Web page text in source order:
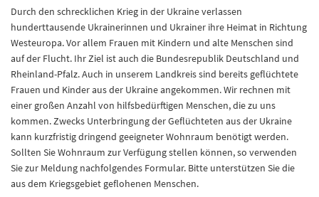
Durch den schrecklichen Krieg in der Ukraine verlassen
hunderttausende Ukrainerinnen und Ukrainer ihre Heimat in Richtung
Westeuropa. Vor allem Frauen mit Kindern und alte Menschen sind
auf der Flucht. Ihr Ziel ist auch die Bundesrepublik Deutschland und
Rheinland-Pfalz. Auch in unserem Landkreis sind bereits geflüchtete
Frauen und Kinder aus der Ukraine angekommen. Wir rechnen mit
einer großen Anzahl von hilfsbedürftigen Menschen, die zu uns
kommen. Zwecks Unterbringung der Geflüchteten aus der Ukraine
kann kurzfristig dringend geeigneter Wohnraum benötigt werden.
Sollten Sie Wohnraum zur Verfügung stellen können, so verwenden
Sie zur Meldung nachfolgendes Formular. Bitte unterstützen Sie die
aus dem Kriegsgebiet geflohenen Menschen.